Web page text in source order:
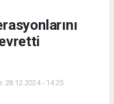
28.12.2024 - 14:25